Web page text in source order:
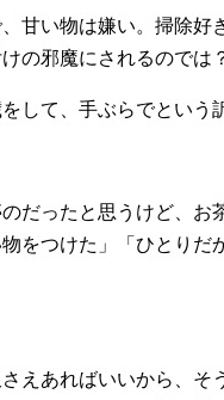
、甘い物は嫌い。掃除
の邪魔にされるのでは
して、手ぶらでという
のだったと思うけど、
をつけた」「ひとりだ
えあればいいから、そ